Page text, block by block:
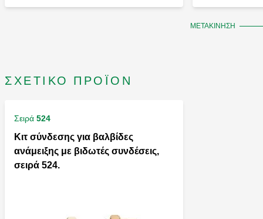
ΜΕΤΑΚΊΝΗΣΗ
ΣΧΕΤΙΚΌ ΠΡΟΪΌΝ
Σειρά 524
Κιτ σύνδεσης για βαλβίδες
ανάμειξης με βιδωτές συνδέσεις,
σειρά 524.